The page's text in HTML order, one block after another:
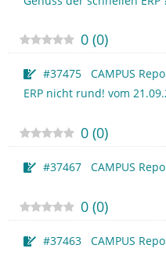
0 (0)
#37475 CAMPUS
ERP nicht rund! vom
0 (0)
#37467 CAMPUS
0 (0)
#37463 CAMPUS